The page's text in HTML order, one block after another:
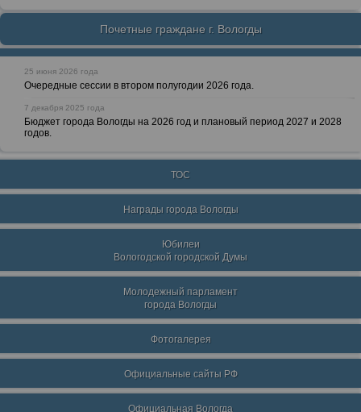
Почетные граждане г. Вологды
25 июня 2026 года
Очередные сессии в втором полугодии 2026 года.
7 декабря 2025 года
Бюджет города Вологды на 2026 год и плановый период 2027 и 2028
годов.
ТОС
Награды города Вологды
Юбилеи
Вологодской городской Думы
Молодежный парламент
города Вологды
Фотогалерея
Официальные сайты РФ
Официальная Вологда